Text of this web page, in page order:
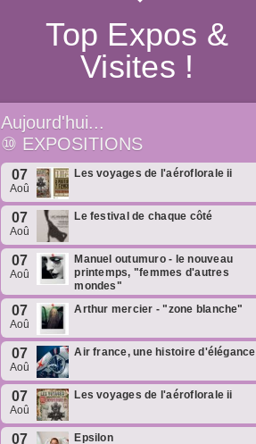
Top Expos &
Visites !
Aujourd'hui...
⑩ EXPOSITIONS
07
Aoû
Les voyages de l'aéroflorale ii
07
Aoû
Le festival de chaque côté
07
Aoû
Manuel outumuro - le nouveau
printemps, "femmes d'autres
mondes"
07
Aoû
Arthur mercier - "zone blanche"
07
Aoû
Air france, une histoire d'élégance
07
Aoû
Les voyages de l'aéroflorale ii
07 Epsilon